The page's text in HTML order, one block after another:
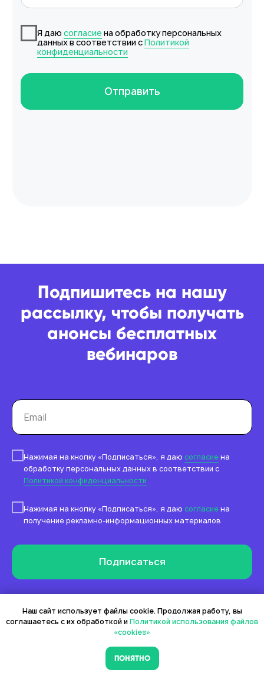
Пользуясь нашим сайтом, вы соглашаетесь с тем, что мы
ПОНЯТНО
Подпишитесь на нашу
рассылку, чтобы получать
анонсы бесплатных
вебинаров
Нажимая на кнопку «Подписаться», я даю согласиена
обработку персональных данных в соответствии с
Политикой конфиденциальности
Нажимая на кнопку «Подписаться», я даю согласиена
получение рекламно-информационных материалов
Подписаться
Наш сайт использует файлы cookie. Продолжая работу, вы
соглашаетесь с их обработкой иПолитикой использования файлов
«cookies»
ПОНЯТНО